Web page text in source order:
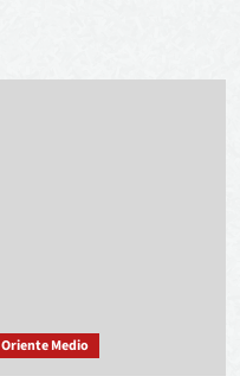
Oriente Medio